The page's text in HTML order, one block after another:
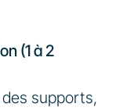
(1 à 2
supports,